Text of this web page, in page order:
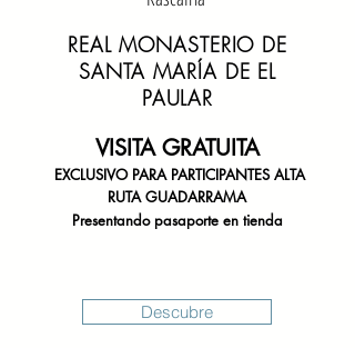
REAL MONASTERIO DE
SANTA MARÍA DE EL
PAULAR
VISITA GRATUITA
EXCLUSIVO PARA PARTICIPANTESALTA
RUTA GUADARRAMA
Presentando pasaporte en tienda
Descubre